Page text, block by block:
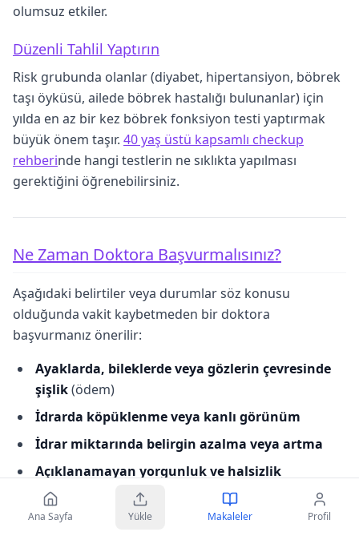
olumsuz etkiler.
Düzenli Tahlil Yaptırın
Risk grubunda olanlar (diyabet, hipertansiyon, böbrek
taşı öyküsü, ailede böbrek hastalığı bulunanlar) için
yılda en az bir kez böbrek fonksiyon testi yaptırmak
büyük önem taşır. 40 yaş üstü kapsamlı checkup
rehberinde hangi testlerin ne sıklıkta yapılması
gerektiğini öğrenebilirsiniz.
Ne Zaman Doktora Başvurmalısınız?
Aşağıdaki belirtiler veya durumlar söz konusu
olduğunda vakit kaybetmeden bir doktora
başvurmanız önerilir:
Ayaklarda, bileklerde veya gözlerin çevresinde
şişlik(ödem)
İdrarda köpüklenme veya kanlı görünüm
İdrar miktarında belirgin azalma veya artma
Açıklanamayan yorgunluk ve halsizlik
İştahsızlık, bulantı, kusma
Kas krampları veya huzursuz bacak sendromu
Ana Sayfa Yükle Makaleler Profil